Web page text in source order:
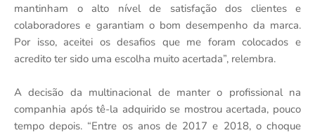
mantinham o alto nível de satisfação dos clientes e
colaboradores e garantiam o bom desempenho da marca.
Por isso, aceitei os desafios que me foram colocados e
acredito ter sido uma escolha muito acertada”, relembra.
A decisão da multinacional de manter o profissional na
companhia após tê-la adquirido se mostrou acertada, pouco
tempo depois. “Entre os anos de 2017 e 2018, o choque